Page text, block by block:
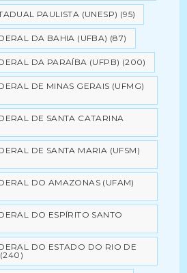
PAULISTA (UNESP) (95)
DA BAHIA (UFBA) (87)
DA PARAÍBA (UFPB) (200)
DE MINAS GERAIS (UFMG)
DE SANTA CATARINA
DE SANTA MARIA (UFSM)
DO AMAZONAS (UFAM)
DO ESPÍRITO SANTO
DO ESTADO DO RIO DE
(240)